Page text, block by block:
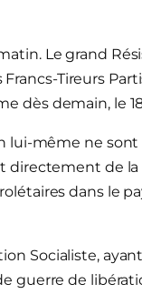
Le grand
Tireurs
dès demain, le
lui-même ne
directement de
dans le
Socialiste,
guerre de